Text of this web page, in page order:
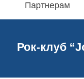
Партнерам
Рок-клуб